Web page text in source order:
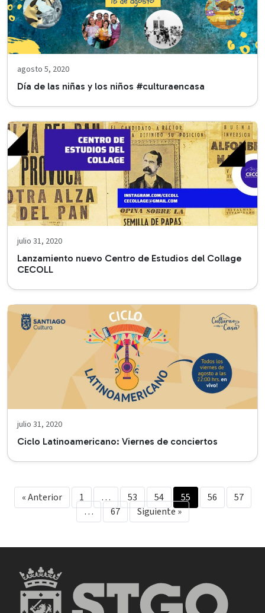
agosto 5, 2020
Día de las niñas y los niños #culturaencasa
julio 31, 2020
Lanzamiento nuevo Centro de Estudios del Collage
CECOLL
julio 31, 2020
Ciclo Latinoamericano: Viernes de conciertos
« Anterior 1 … 53 54 55 56
57
…
67 Siguiente »